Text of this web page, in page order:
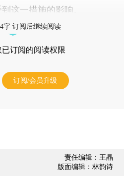
这一措施的影响。
字 订阅后继续阅读
已订阅的阅读权限
订阅/会员升级
责任编辑：王晶
版面编辑：林韵诗